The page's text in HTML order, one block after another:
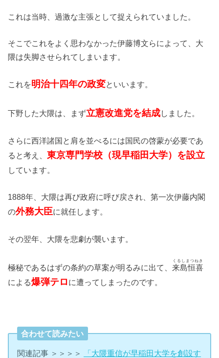
これは当時、過激な主張として捉えられていました。
そこでこれをよく思わなかった伊藤博文らによって、大
隈は失脚させられてしまいます。
これを明治十四年の政変といいます。
下野した大隈は、まず立憲改進党を結成しました。
さらに西洋諸国と肩を並べるには国民の啓蒙が必要であ
ると考え、東京専門学校（現早稲田大学）を設立
しています。
1888年、大隈は再び政府に呼び戻され、第一次伊藤内閣
の外務大臣に就任します。
その翌年、大隈を悲劇が襲います。
極秘であるはずの条約の草案が明るみに出て、来島恒喜
くるしまつねき
による爆弾テロに遭ってしまったのです。
合わせて読みたい
関連記事 ＞＞＞＞
「大隈重信が早稲田大学を創設す